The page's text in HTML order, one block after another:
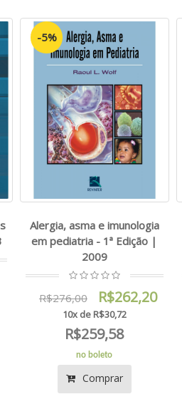
-5%
Alergia, asma e imunologia
em pediatria - 1ª Edição |
2009
R$276,00 R$262,20
10x de R$30,72
R$259,58
no boleto
Comprar